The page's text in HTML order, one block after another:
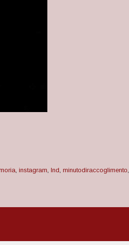
, instagram, lnd, minutodiraccoglimento,